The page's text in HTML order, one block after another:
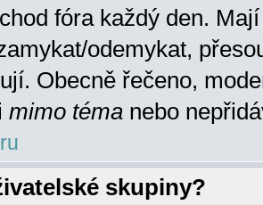
fóra každý den.
odemykat,
Obecně řečeno,
mimo téma nebo
skupiny?